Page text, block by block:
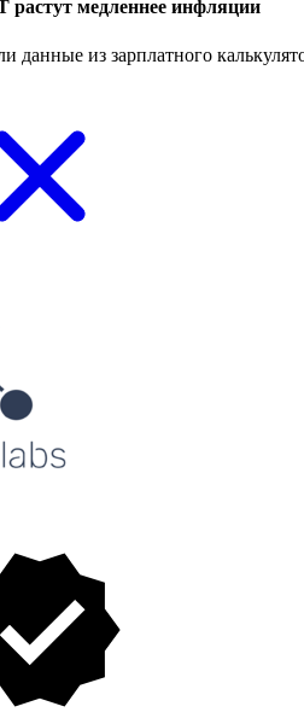
растут медленнее инфляции
данные из зарплатного